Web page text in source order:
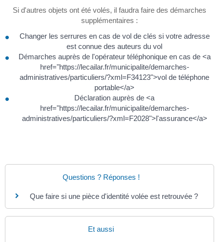
Si d'autres objets ont été volés, il faudra faire des démarches
supplémentaires :
Changer les serrures en cas de vol de clés si votre adresse
est connue des auteurs du vol
Démarches auprès de l'opérateur téléphonique en cas de <a
href="https://lecailar.fr/municipalite/demarches-
administratives/particuliers/?xml=F34123">vol de téléphone
portable</a>
Déclaration auprès de <a
href="https://lecailar.fr/municipalite/demarches-
administratives/particuliers/?xml=F2028">l'assurance</a>
Questions ? Réponses !
Que faire si une pièce d'identité volée est retrouvée ?
Et aussi